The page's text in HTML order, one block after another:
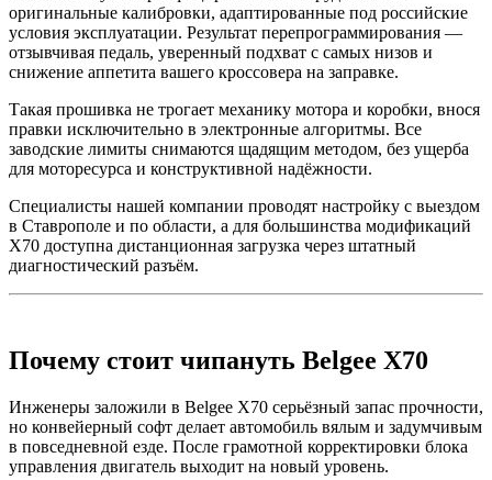
оригинальные калибровки, адаптированные под российские
условия эксплуатации. Результат перепрограммирования —
отзывчивая педаль, уверенный подхват с самых низов и
снижение аппетита вашего кроссовера на заправке.
Такая прошивка не трогает механику мотора и коробки, внося
правки исключительно в электронные алгоритмы. Все
заводские лимиты снимаются щадящим методом, без ущерба
для моторесурса и конструктивной надёжности.
Специалисты нашей компании проводят настройку с выездом
в Ставрополе и по области, а для большинства модификаций
X70 доступна дистанционная загрузка через штатный
диагностический разъём.
Почему стоит чипануть Belgee X70
Инженеры заложили в Belgee X70 серьёзный запас прочности,
но конвейерный софт делает автомобиль вялым и задумчивым
в повседневной езде. После грамотной корректировки блока
управления двигатель выходит на новый уровень.